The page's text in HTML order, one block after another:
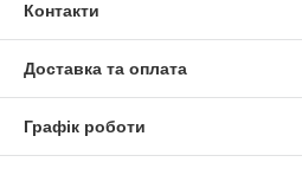
Контакти
Доставка та оплата
Графік роботи